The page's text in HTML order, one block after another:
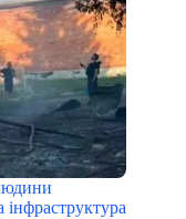
інфраструктура